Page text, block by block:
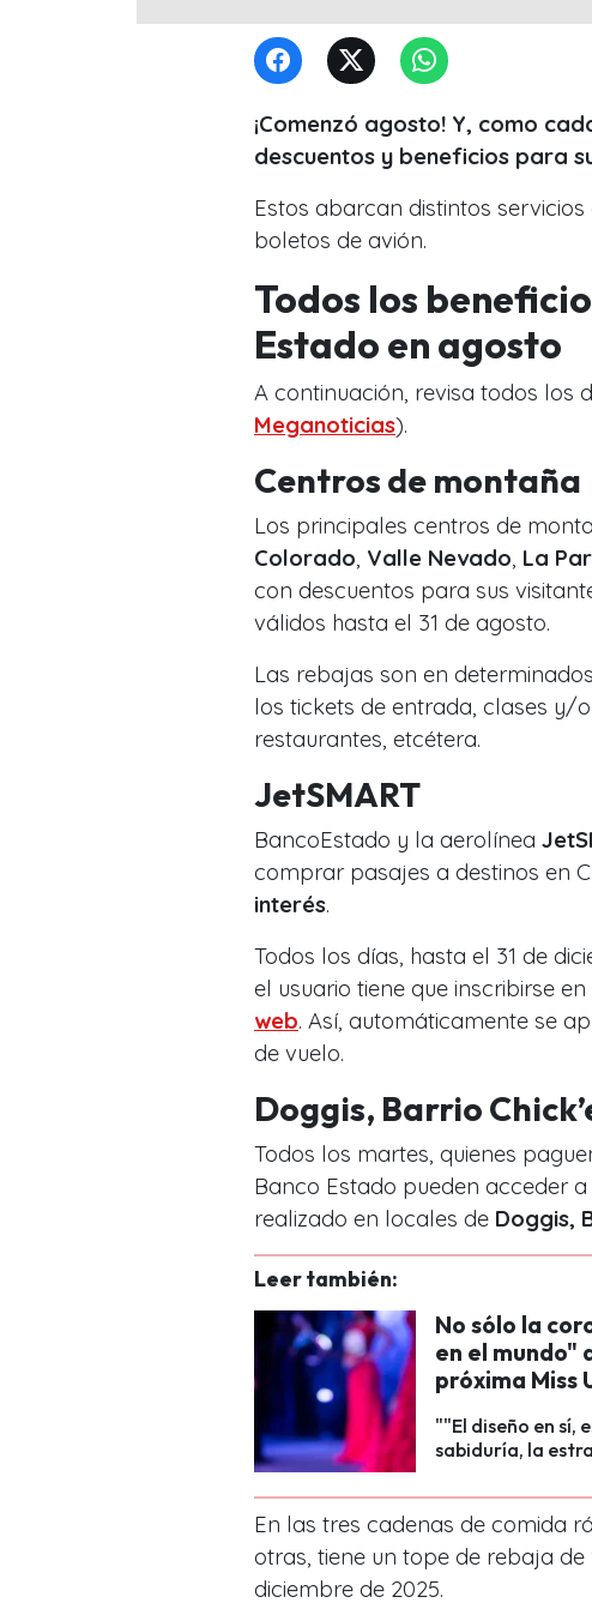
¡Comenzó agosto! Y, como
descuentos y beneficios para
Estos abarcan distintos
boletos de avión.
Todos los
Estado en agosto
A continuación, revisa todos los
Meganoticias).
Centros de montaña
Los principales centros de
Colorado Valle Nevado La
con descuentos para sus
válidos hasta el 31 de agosto.
Las rebajas son en
los tickets de entrada, clases y/
restaurantes, etcétera.
JetSMART
BancoEstado y la aerolínea
comprar pasajes a destinos en
interés.
Todos los días, hasta el 31 de
el usuario tiene que inscribirse
web. Así, automáticamente se
de vuelo.
Doggis, Barrio
Todos los martes, quienes
Banco Estado pueden acceder a
realizado en locales de Doggis,
Leer también:
No sólo la
en el mundo"
próxima Miss
""El diseño en sí,
sabiduría, la
En las tres cadenas de comida
otras, tiene un tope de rebaja de
diciembre de 2025.